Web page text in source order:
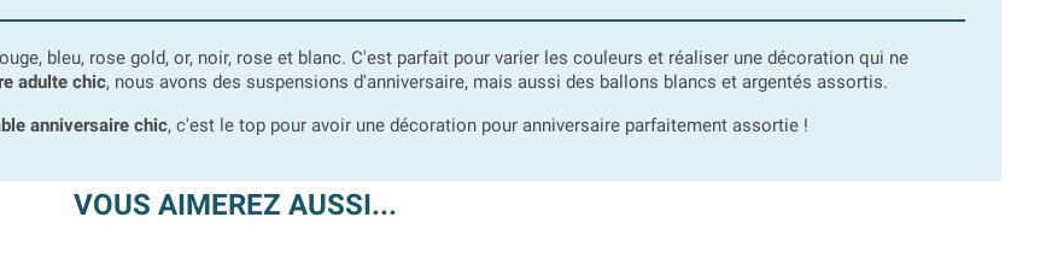
bleu, rose gold, or, noir, rose et blanc. C'est parfait pour varier les couleurs et réaliser une décoration qui ne
adulte chic, nous avons des suspensions d'anniversaire, mais aussi des ballons blancs et argentés assortis.
anniversaire chic, c'est le top pour avoir une décoration pour anniversaire parfaitement assortie !
VOUS AIMEREZ AUSSI...